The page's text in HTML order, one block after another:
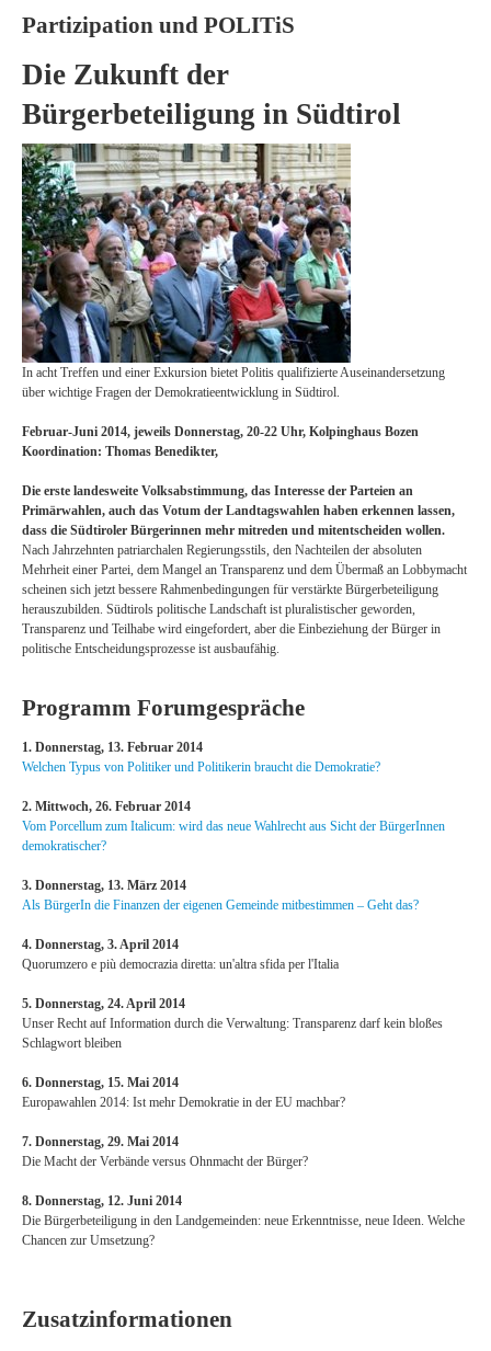
Partizipation und POLITiS
Die Zukunft der
Bürgerbeteiligung in Südtirol
In acht Treffen und einer Exkursion bietet Politis qualifizierte Auseinandersetzung
über wichtige Fragen der Demokratieentwicklung in Südtirol.
Februar-Juni 2014, jeweils Donnerstag, 20-22 Uhr, Kolpinghaus Bozen
Koordination: Thomas Benedikter,
Die erste landesweite Volksabstimmung, das Interesse der Parteien an
Primärwahlen, auch das Votum der Landtagswahlen haben erkennen lassen,
dass die Südtiroler Bürgerinnen mehr mitreden und mitentscheiden wollen.
Nach Jahrzehnten patriarchalen Regierungsstils, den Nachteilen der absoluten
Mehrheit einer Partei, dem Mangel an Transparenz und dem Übermaß an Lobbymacht
scheinen sich jetzt bessere Rahmenbedingungen für verstärkte Bürgerbeteiligung
herauszubilden. Südtirols politische Landschaft ist pluralistischer geworden,
Transparenz und Teilhabe wird eingefordert, aber die Einbeziehung der Bürger in
politische Entscheidungsprozesse ist ausbaufähig.
Programm Forumgespräche
1. Donnerstag, 13. Februar 2014
Welchen Typus von Politiker und Politikerin braucht die Demokratie?
2. Mittwoch, 26. Februar 2014
Vom Porcellum zum Italicum: wird das neue Wahlrecht aus Sicht der BürgerInnen
demokratischer?
3. Donnerstag, 13. März 2014
Als BürgerIn die Finanzen der eigenen Gemeinde mitbestimmen – Geht das?
4. Donnerstag, 3. April 2014
Quorumzero e più democrazia diretta: un'altra sfida per l'Italia
5. Donnerstag, 24. April 2014
Unser Recht auf Information durch die Verwaltung: Transparenz darf kein bloßes
Schlagwort bleiben
6. Donnerstag, 15. Mai 2014
Europawahlen 2014: Ist mehr Demokratie in der EU machbar?
7. Donnerstag, 29. Mai 2014
Die Macht der Verbände versus Ohnmacht der Bürger?
8. Donnerstag, 12. Juni 2014
Die Bürgerbeteiligung in den Landgemeinden: neue Erkenntnisse, neue Ideen. Welche
Chancen zur Umsetzung?
Zusatzinformationen